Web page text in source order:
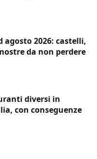
agosto 2026: castelli,
da non perdere
diversi in
con conseguenze